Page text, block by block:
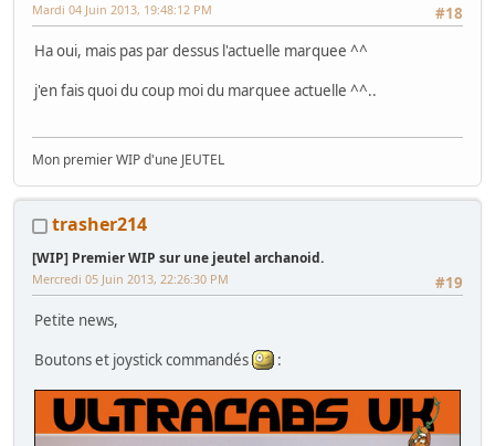
#18
Mardi 04 Juin 2013, 19:48:12 PM
Ha oui, mais pas par dessus l'actuelle marquee ^^
j'en fais quoi du coup moi du marquee actuelle ^^..
Mon premier WIP d'une JEUTEL
trasher214
[WIP] Premier WIP sur une jeutel archanoid.
#19
Mercredi 05 Juin 2013, 22:26:30 PM
Petite news,
Boutons et joystick commandés
: